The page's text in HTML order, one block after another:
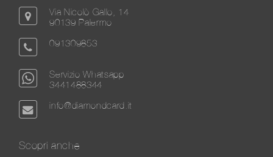
Via Nicolò Gallo, 14
90139 Palermo
091309853
Servizio Whatsapp
3441488344
info@diamondcard.it
Scopri anche